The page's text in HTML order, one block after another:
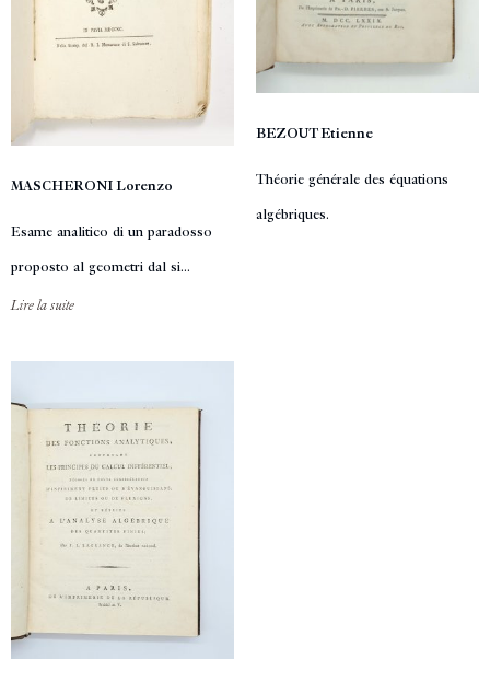
MASCHERONI Lorenzo
Esame analitico di un paradosso
proposto al geometri dal si...
Lire la suite
BEZOUT Etienne
Théorie générale des équations
algébriques.